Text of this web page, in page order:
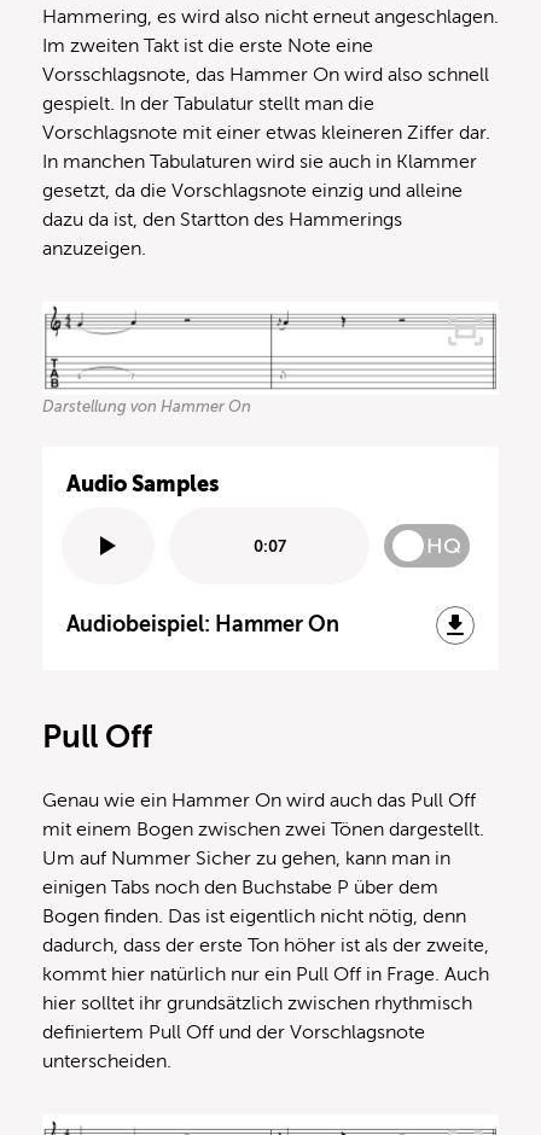
Hammering, es wird also nicht erneut angeschlagen.
Im zweiten Takt ist die erste Note eine
Vorsschlagsnote, das Hammer On wird also schnell
gespielt. In der Tabulatur stellt man die
Vorschlagsnote mit einer etwas kleineren Ziffer dar.
In manchen Tabulaturen wird sie auch in Klammer
gesetzt, da die Vorschlagsnote einzig und alleine
dazu da ist, den Startton des Hammerings
anzuzeigen.
Darstellung von Hammer On
Audio Samples
0:07 HQ
Audiobeispiel: Hammer On
Pull Off
Genau wie ein Hammer On wird auch das Pull Off
mit einem Bogen zwischen zwei Tönen dargestellt.
Um auf Nummer Sicher zu gehen, kann man in
einigen Tabs noch den Buchstabe P über dem
Bogen finden. Das ist eigentlich nicht nötig, denn
dadurch, dass der erste Ton höher ist als der zweite,
kommt hier natürlich nur ein Pull Off in Frage. Auch
hier solltet ihr grundsätzlich zwischen rhythmisch
definiertem Pull Off und der Vorschlagsnote
unterscheiden.